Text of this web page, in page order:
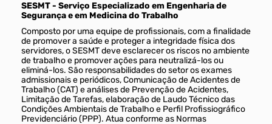
SESMT - Serviço Especializado em Engenharia de
Segurança e em Medicina do Trabalho
Composto por uma equipe de profissionais, com a finalidade
de promover a saúde e proteger a integridade física dos
servidores, o SESMT deve esclarecer os riscos no ambiente
de trabalho e promover ações para neutralizá-los ou
eliminá-los. São responsabilidades do setor os exames
admissionais e periódicos, Comunicação de Acidentes de
Trabalho (CAT) e análises de Prevenção de Acidentes,
Limitação de Tarefas, elaboração de Laudo Técnico das
Condições Ambientais de Trabalho e Perfil Profissiográfico
Previdenciário (PPP). Atua conforme as Normas